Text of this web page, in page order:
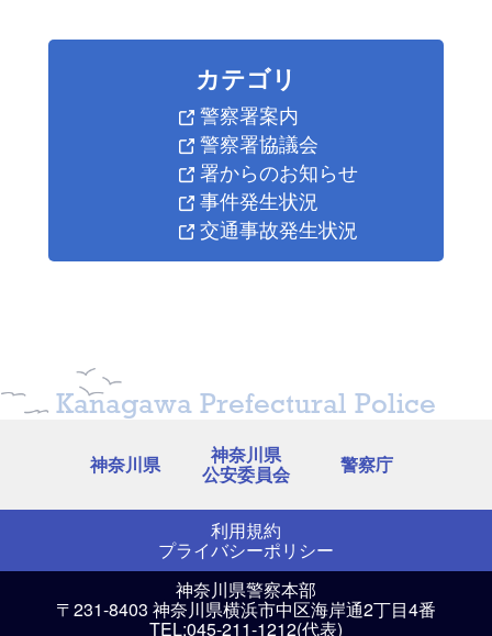
カテゴリ
警察署案内
警察署協議会
署からのお知らせ
事件発生状況
交通事故発生状況
Kanagawa Prefectural Police
神奈川県 神奈川県
公安委員会 警察庁
利用規約
プライバシーポリシー
神奈川県警察本部
〒231-8403 神奈川県横浜市中区海岸通2丁目4番
TEL:045-211-1212(代表)